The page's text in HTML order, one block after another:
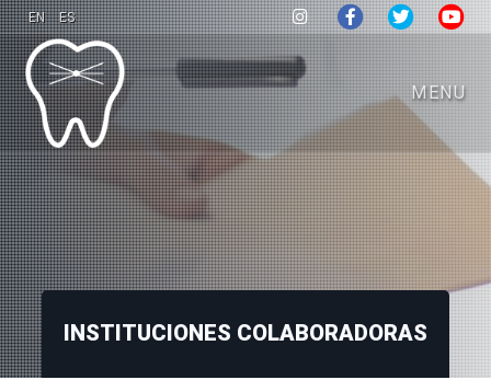
EN ES
MENU
INSTITUCIONES COLABORADORAS